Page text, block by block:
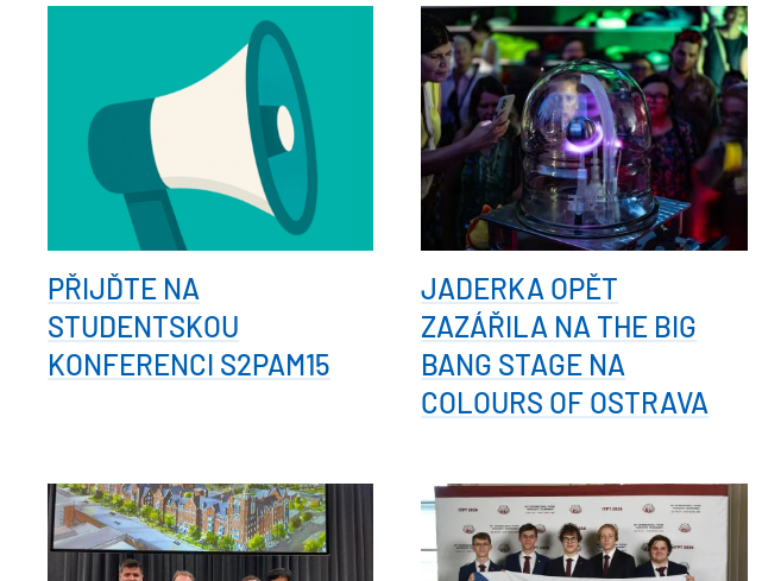
PŘIJĎTE NA
STUDENTSKOU
KONFERENCI S2PAM15
JADERKA OPĚT
ZAZÁŘILA NA THE BIG
BANG STAGE NA
COLOURS OF OSTRAVA